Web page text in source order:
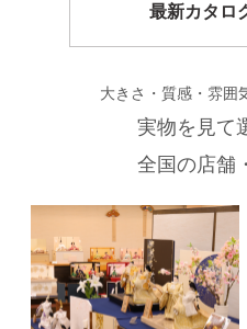
最新カタロ
大きさ・質感・雰囲
実物を見て
全国の店舗